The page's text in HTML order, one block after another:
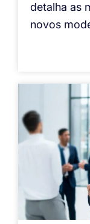
detalha as
novos